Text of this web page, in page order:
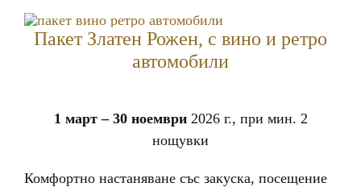
Пакет Златен Рожен, с вино и ретро
автомобили
1 март – 30 ноември 2026 г., при мин. 2
нощувки
Комфортно настаняване със закуска, посещение